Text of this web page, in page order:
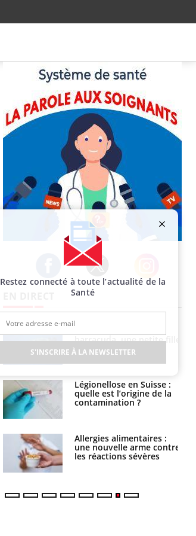
Facebook Twitter Instagram
barracuda, une petite fille
secourue grâce à un
réflexe essentiel
Légionellose en Suisse :
quelle est l’origine de la
contamination ?
Allergies alimentaires :
une nouvelle arme contre
les réactions sévères
sommeil des enfants en
vacances ?
Bilan prévention : ce que
les kinés pourront
bientôt faire
TDAH : quel est ce
traitement autorisé aux
États-Unis ?
Restez connecté à toute l’actualité de la
Santé
S'INSCRIRE À LA NEWSLETTER